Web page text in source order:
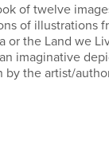
of twelve
of illustrations
or the Land we
imaginative
by the artist/